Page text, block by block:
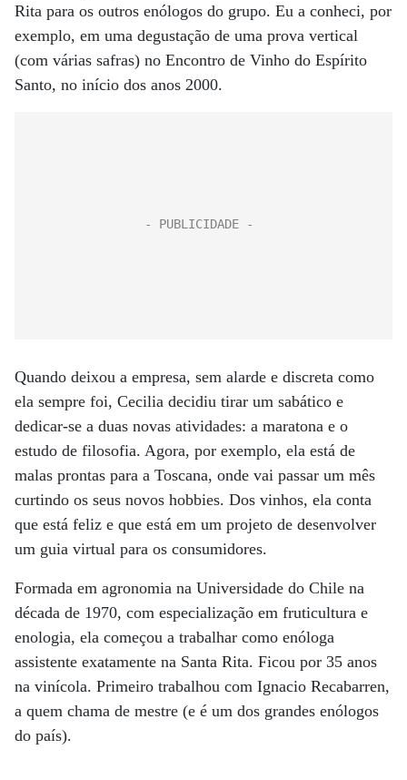
Rita para os outros enólogos do grupo. Eu a conheci, por
exemplo, em uma degustação de uma prova vertical
(com várias safras) no Encontro de Vinho do Espírito
Santo, no início dos anos 2000.
Quando deixou a empresa, sem alarde e discreta como
ela sempre foi, Cecilia decidiu tirar um sabático e
dedicar-se a duas novas atividades: a maratona e o
estudo de filosofia. Agora, por exemplo, ela está de
malas prontas para a Toscana, onde vai passar um mês
curtindo os seus novos hobbies. Dos vinhos, ela conta
que está feliz e que está em um projeto de desenvolver
um guia virtual para os consumidores.
Formada em agronomia na Universidade do Chile na
década de 1970, com especialização em fruticultura e
enologia, ela começou a trabalhar como enóloga
assistente exatamente na Santa Rita. Ficou por 35 anos
na vinícola. Primeiro trabalhou com Ignacio Recabarren,
a quem chama de mestre (e é um dos grandes enólogos
do país).